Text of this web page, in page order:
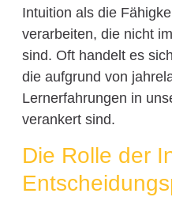
Intuition als die
verarbeiten, die nicht
sind. Oft handelt es
die aufgrund von
Lernerfahrungen in
verankert sind.
Die Rolle der